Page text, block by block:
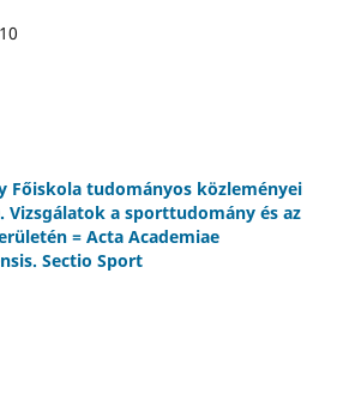
Főiskola tudományos közleményei
Vizsgálatok a sporttudomány és az
= Acta Academiae
Sectio Sport